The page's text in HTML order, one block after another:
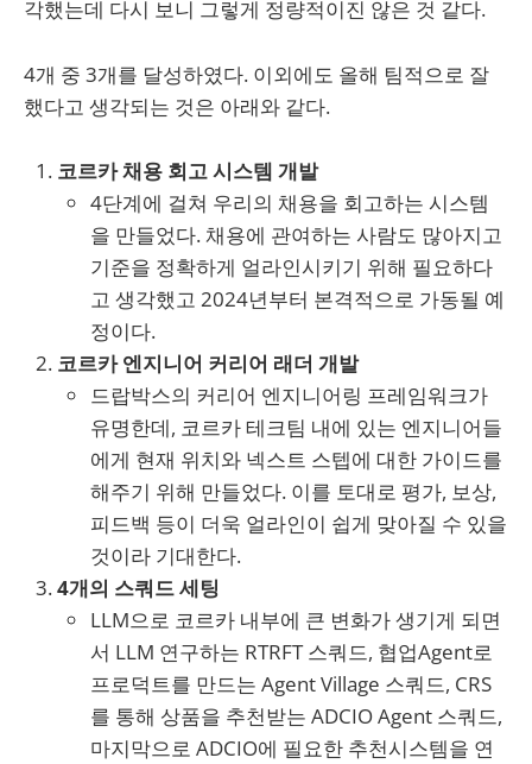
각했는데 다시 보니 그렇게 정량적이진 않은 것 같다.
4개 중 3개를 달성하였다. 이외에도 올해 팀적으로 잘
했다고 생각되는 것은 아래와 같다.
코르카 채용 회고 시스템 개발
4단계에 걸쳐 우리의 채용을 회고하는 시스템
을 만들었다. 채용에 관여하는 사람도 많아지고
기준을 정확하게 얼라인시키기 위해 필요하다
고 생각했고 2024년부터 본격적으로 가동될 예
정이다.
코르카 엔지니어 커리어 래더 개발
드랍박스의 커리어 엔지니어링 프레임워크가
유명한데, 코르카 테크팀 내에 있는 엔지니어들
에게 현재 위치와 넥스트 스텝에 대한 가이드를
해주기 위해 만들었다. 이를 토대로 평가, 보상,
피드백 등이 더욱 얼라인이 쉽게 맞아질 수 있을
것이라 기대한다.
4개의 스쿼드 세팅
LLM으로 코르카 내부에 큰 변화가 생기게 되면
서 LLM 연구하는 RTRFT 스쿼드, 협업Agent로
프로덕트를 만드는 Agent Village 스쿼드, CRS
를 통해 상품을 추천받는 ADCIO Agent 스쿼드,
마지막으로 ADCIO에 필요한 추천시스템을 연